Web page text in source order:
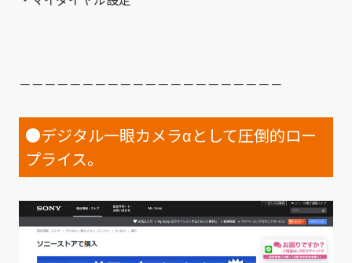
－－－－－－－－－－－－－－－－－－－－－
●デジタル一眼カメラαとして圧倒的ロー
プライス。